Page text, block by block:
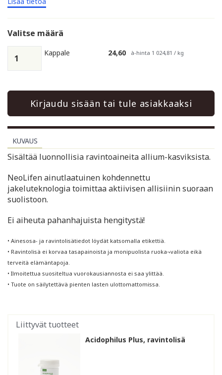
Valitse määrä
Kappale 24,60 à-hinta 1 024,81 / kg
Kirjaudu sisään tai tule asiakkaaksi
KUVAUS
Sisältää luonnollisia ravintoaineita allium-kasviksista.
NeoLifen ainutlaatuinen kohdennettu
jakeluteknologia toimittaa aktiivisen allisiinin suoraan
suolistoon.
Ei aiheuta pahanhajuista hengitystä!
• Ainesosa- ja ravintolisätiedot löydät katsomalla etikettiä.
• Ravintolisä ei korvaa tasapainoista ja monipuolista ruoka¬valiota eikä
terveitä elämäntapoja.
• Ilmoitettua suositeltua vuorokausiannosta ei saa ylittää.
• Tuote on säilytettävä pienten lasten ulottomattomissa.
Liittyvät tuotteet
Acidophilus Plus, ravintolisä